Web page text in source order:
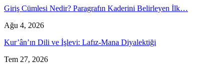
Giriş Cümlesi Nedir? Paragrafın Kaderini Belirleyen İlk…
Ağu 4, 2026
Kur’ân’ın Dili ve İşlevi: Lafız-Mana Diyalektiği
Tem 27, 2026